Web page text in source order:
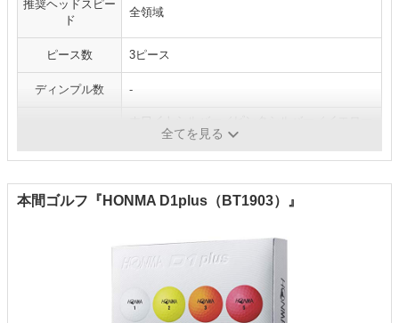
推奨ヘッドスピー
ド
全領域
ピース数 3ピース
ディンプル数 -
シルバー全てを見る
本間ゴルフ『HONMA D1plus（BT1903）』